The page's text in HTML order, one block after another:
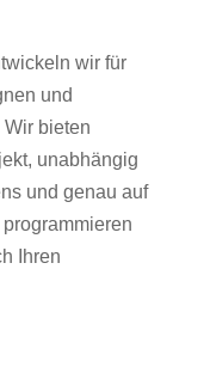
wir für
und
Wir bieten
unabhängig
und genau auf
Ihren